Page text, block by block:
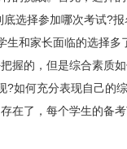
底选择参加哪次考试?
和家长面临的选择多
握的，但是综合素质
如何充分表现自己的
在了，每个学生的备